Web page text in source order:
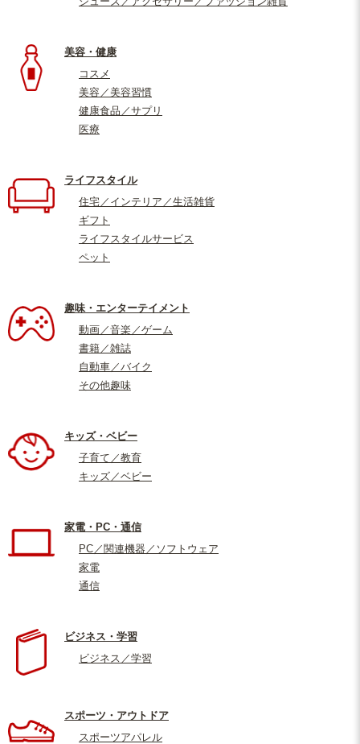
美容・健康
コスメ
美容／美容習慣
健康食品／サプリ
医療
ライフスタイル
住宅／インテリア／生活雑貨
ギフト
ライフスタイルサービス
ペット
趣味・エンターテイメント
動画／音楽／ゲーム
書籍／雑誌
自動車／バイク
その他趣味
キッズ・ベビー
子育て／教育
キッズ／ベビー
家電・PC・通信
PC／関連機器／ソフトウェア
家電
通信
ビジネス・学習
ビジネス／学習
スポーツ・アウトドア
スポーツアパレル